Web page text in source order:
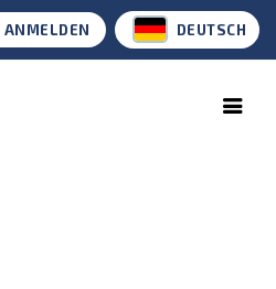
ANMELDEN DEUTSCH